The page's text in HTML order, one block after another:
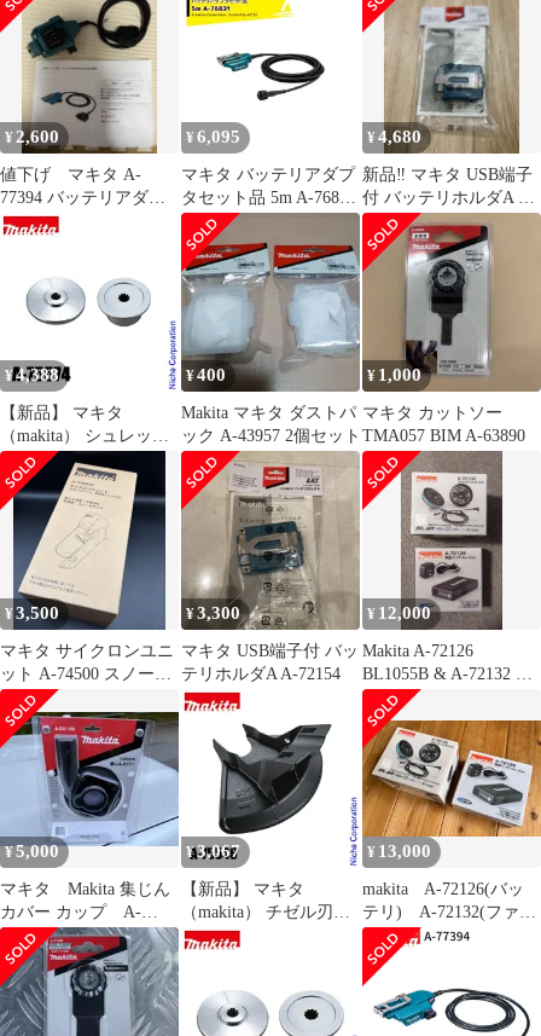
¥ 2,600
値下げ マキタ A-
77394 バッテリアダプ
タ 1.6m
¥ 6,095
マキタ バッテリアダプ
タセット品 5m A-76831
適用モデル：UP180D
¥4,680
新品‼️ マキタ USB端子
付 バッテリホルダA A-
72154
¥4,388
【新品】 マキタ
（makita） シュレッダ
ーブレード付属セット
品 A-75574
¥400
Makita マキタ ダストパ
ック A-43957 2個セット
¥ 1,000
マキタ カットソー
TMA057 BIM A-63890
¥3,500
マキタ サイクロンユニ
ット A-74500 スノーホ
ワイト
¥3,300
マキタ USB端子付 バッ
テリホルダA A-72154
¥ 12,000
Makita A-72126
BL1055B & A-72132 セ
ット
¥5,000
マキタ Makita 集じん
カバー カップ A-
55158 100mm
¥ 3,067
【新品】 マキタ
（makita） チゼル刃用
プロテクタ A-75546
¥ 13,000
makita A-72126(バッ
テリ) A-72132(ファ
ン) セット